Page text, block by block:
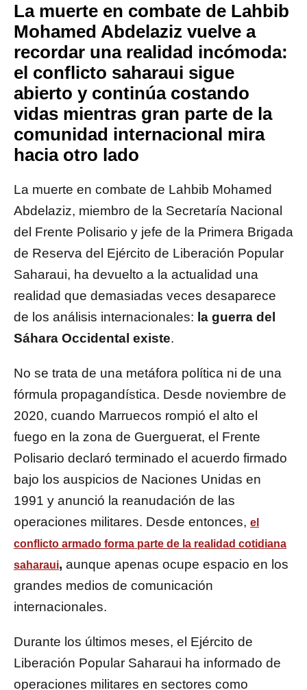
La muerte en combate de Lahbib
Mohamed Abdelaziz vuelve a
recordar una realidad incómoda:
el conflicto saharaui sigue
abierto y continúa costando
vidas mientras gran parte de la
comunidad internacional mira
hacia otro lado
La muerte en combate de Lahbib Mohamed
Abdelaziz, miembro de la Secretaría Nacional
del Frente Polisario y jefe de la Primera Brigada
de Reserva del Ejército de Liberación Popular
Saharaui, ha devuelto a la actualidad una
realidad que demasiadas veces desaparece
de los análisis internacionales: la guerra del
Sáhara Occidental existe.
No se trata de una metáfora política ni de una
fórmula propagandística. Desde noviembre de
2020, cuando Marruecos rompió el alto el
fuego en la zona de Guerguerat, el Frente
Polisario declaró terminado el acuerdo firmado
bajo los auspicios de Naciones Unidas en
1991 y anunció la reanudación de las
operaciones militares. Desde entonces, el
conflicto armado forma parte de la realidad cotidiana
saharaui, aunque apenas ocupe espacio en los
grandes medios de comunicación
internacionales.
Durante los últimos meses, el Ejército de
Liberación Popular Saharaui ha informado de
operaciones militares en sectores como